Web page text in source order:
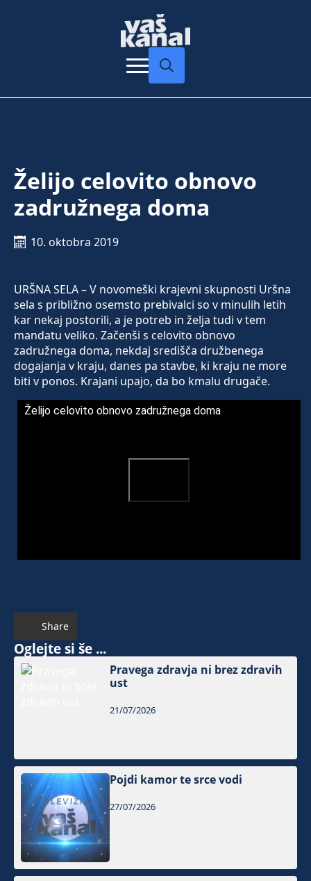
Želijo celovito obnovo
zadružnega doma
10. oktobra 2019
URŠNA SELA – V novomeški krajevni skupnosti Uršna
sela s približno osemsto prebivalci so v minulih letih
kar nekaj postorili, a je potreb in želja tudi v tem
mandatu veliko. Začenši s celovito obnovo
zadružnega doma, nekdaj središča družbenega
dogajanja v kraju, danes pa stavbe, ki kraju ne more
biti v ponos. Krajani upajo, da bo kmalu drugače.
Želijo celovito obnovo zadružnega doma
Share
Oglejte si še ...
Pravega zdravja ni brez zdravih
ust
21/07/2026
Pojdi kamor te srce vodi
27/07/2026